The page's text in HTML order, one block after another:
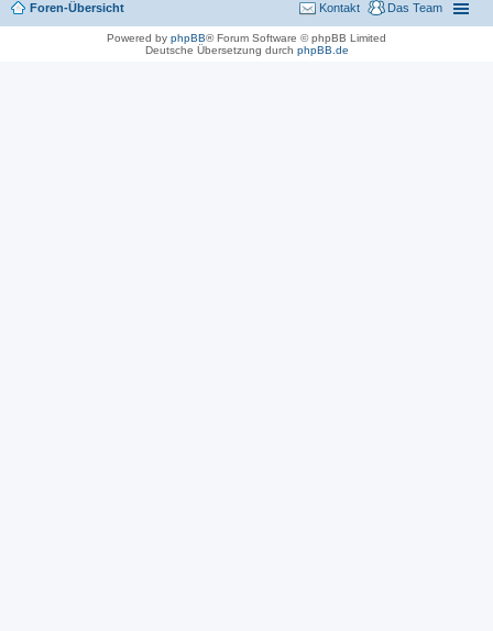
Foren-Übersicht Das Team
Kontakt
Powered by phpBB® Forum Software © phpBB Limited
Deutsche Übersetzung durch phpBB.de